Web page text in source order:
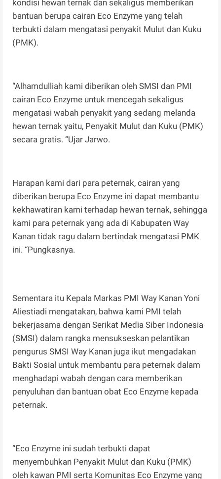
kondisi hewan ternak dan sekaligus memberikan
bantuan berupa cairan Eco Enzyme yang telah
terbukti dalam mengatasi penyakit Mulut dan Kuku
(PMK).
“Alhamdulliah kami diberikan oleh SMSI dan PMI
cairan Eco Enzyme untuk mencegah sekaligus
mengatasi wabah penyakit yang sedang melanda
hewan ternak yaitu, Penyakit Mulut dan Kuku (PMK)
secara gratis. “Ujar Jarwo.
Harapan kami dari para peternak, cairan yang
diberikan berupa Eco Enzyme ini dapat membantu
kekhawatiran kami terhadap hewan ternak, sehingga
kami para peternak yang ada di Kabupaten Way
Kanan tidak ragu dalam bertindak mengatasi PMK
ini. “Pungkasnya.
Sementara itu Kepala Markas PMI Way Kanan Yoni
Aliestiadi mengatakan, bahwa kami PMI telah
bekerjasama dengan Serikat Media Siber Indonesia
(SMSI) dalam rangka mensukseskan pelantikan
pengurus SMSI Way Kanan juga ikut mengadakan
Bakti Sosial untuk membantu para peternak dalam
menghadapi wabah dengan cara memberikan
penyuluhan dan bantuan obat Eco Enzyme kepada
peternak.
“Eco Enzyme ini sudah terbukti dapat
menyembuhkan Penyakit Mulut dan Kuku (PMK)
oleh kawan PMI serta Komunitas Eco Enzyme yang